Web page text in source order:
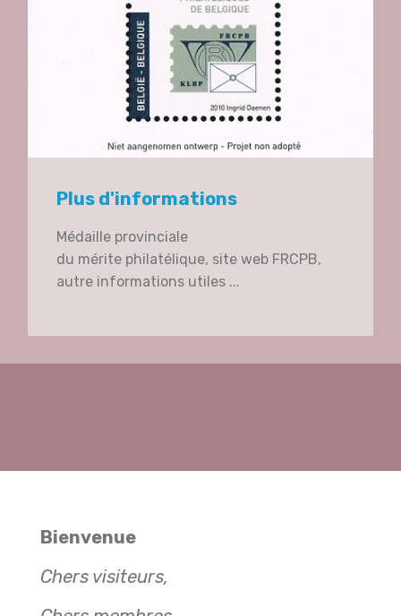
Plus d'informations
Médaille provinciale
du mérite philatélique, site web FRCPB,
autre informations utiles ...
Bienvenue
Chers visiteurs,